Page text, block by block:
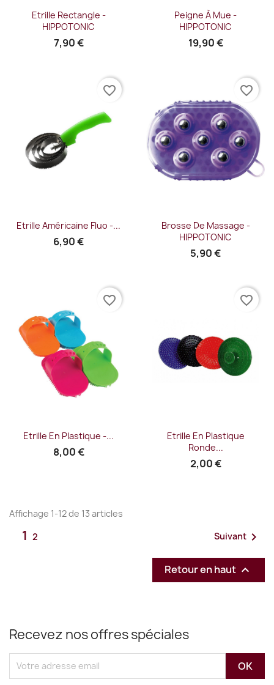
Etrille Rectangle -
HIPPOTONIC
7,90 €
Peigne À Mue -
HIPPOTONIC
19,90 €
Etrille Américaine Fluo -...
6,90 €
favorite_border
Brosse De Massage -
HIPPOTONIC
5,90 €
favorite_border
Etrille En Plastique -...
8,00 €
favorite_border
Etrille En Plastique
Ronde...
2,00 €
favorite_border
Affichage 1-12 de 13 articles
1 2 Suivant 
Retour en haut 
Recevez nos offres spéciales